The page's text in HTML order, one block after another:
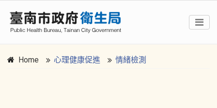
Home 心理健康促進 情緒檢測